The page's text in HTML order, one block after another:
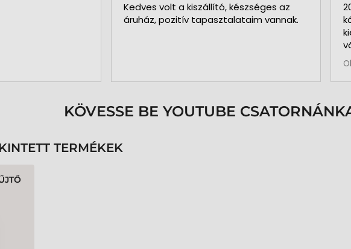
Kedves volt a kiszállító, készséges az
áruház, pozitív tapasztalataim vannak.
KÖVESSE BE YOUTUBE
TERMÉKEK